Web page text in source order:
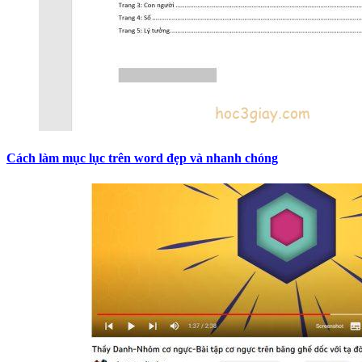
Cách làm mục lục trên word đẹp và nhanh chóng